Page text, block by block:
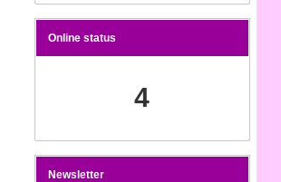
Online status
4
Newsletter